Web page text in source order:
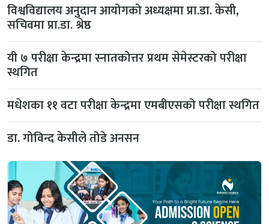
विश्वविद्यालय अनुदान आयोगको अध्यक्षमा प्रा.डा. केसी,
सचिवमा प्रा.डा. श्रेष्ठ
यी ७ परीक्षा केन्द्रमा स्नातकोत्तर प्रथम सेमेस्टरको परीक्षा
स्थगित
मधेशका ११ वटा परीक्षा केन्द्रमा एमबीएसको परीक्षा स्थगित
डा. गोविन्द केसीले तोडे अनसन